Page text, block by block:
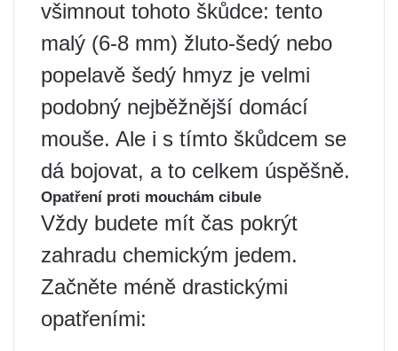
všimnout tohoto škůdce: tento
malý (6-8 mm) žluto-šedý nebo
popelavě šedý hmyz je velmi
podobný nejběžnější domácí
mouše. Ale i s tímto škůdcem se
dá bojovat, a to celkem úspěšně.
Opatření proti mouchám cibule
Vždy budete mít čas pokrýt
zahradu chemickým jedem.
Začněte méně drastickými
opatřeními: